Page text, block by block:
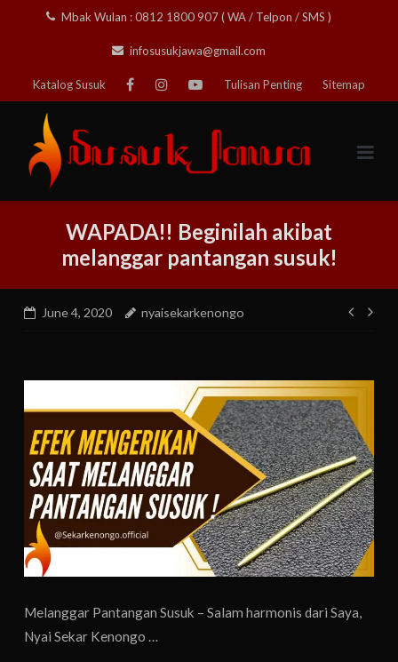
Mbak Wulan : 0812 1800 907 ( WA / Telpon / SMS )
infosusukjawa@gmail.com
Katalog Susuk Tulisan Penting Sitemap
WAPADA!! Beginilah akibat
melanggar pantangan susuk!
June 4, 2020 nyaisekarkenongo
Post
Melanggar Pantangan Susuk – Salam harmonis dari Saya,
Nyai Sekar Kenongo …